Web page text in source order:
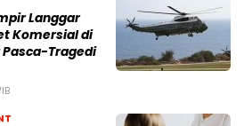
Langgar
Komersial di
Tragedi